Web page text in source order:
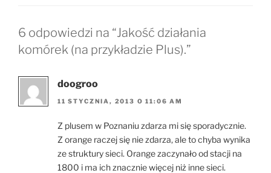
6 odpowiedzi na “Jakość działania
komórek (na przykładzie Plus).”
doogroo
11 STYCZNIA, 2013 O 11:06 AM
Z plusem w Poznaniu zdarza mi się sporadycznie.
Z orange raczej się nie zdarza, ale to chyba wynika
ze struktury sieci. Orange zaczynało od stacji na
1800 i ma ich znacznie więcej niż inne sieci.